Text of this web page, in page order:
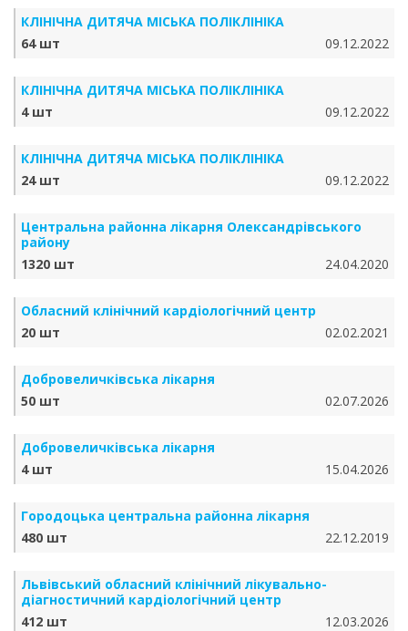
КЛІНІЧНА ДИТЯЧА МІСЬКА ПОЛІКЛІНІКА
64 шт
09.12.2022
КЛІНІЧНА ДИТЯЧА МІСЬКА ПОЛІКЛІНІКА
4 шт
09.12.2022
КЛІНІЧНА ДИТЯЧА МІСЬКА ПОЛІКЛІНІКА
24 шт
09.12.2022
Центральна районна лікарня Олександрівського
району
1320 шт
24.04.2020
Обласний клінічний кардіологічний центр
20 шт
02.02.2021
Добровеличківська лікарня
50 шт
02.07.2026
Добровеличківська лікарня
4 шт
15.04.2026
Городоцька центральна районна лікарня
480 шт
22.12.2019
Львівський обласний клінічний лікувально-
діагностичний кардіологічний центр
412 шт
12.03.2026